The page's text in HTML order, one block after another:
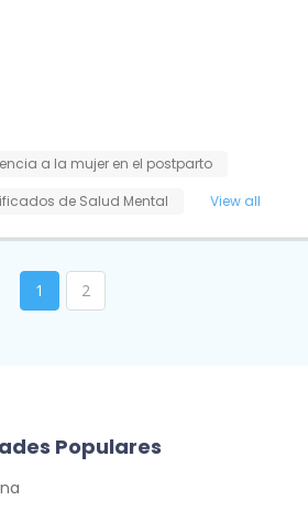
a la mujer en el postparto
de Salud Mental View all
1 2
Populares